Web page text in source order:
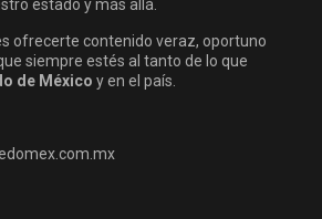
estado y más allá.
ofrecerte contenido veraz, oportuno
siempre estés al tanto de lo que
de México y en el país.